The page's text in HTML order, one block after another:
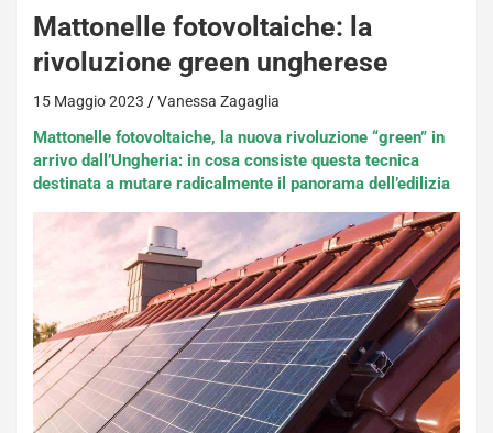
Mattonelle fotovoltaiche: la
rivoluzione green ungherese
15 Maggio 2023 Vanessa Zagaglia
Mattonelle fotovoltaiche, la nuova rivoluzione “green” in
arrivo dall’Ungheria: in cosa consiste questa tecnica
destinata a mutare radicalmente il panorama dell’edilizia